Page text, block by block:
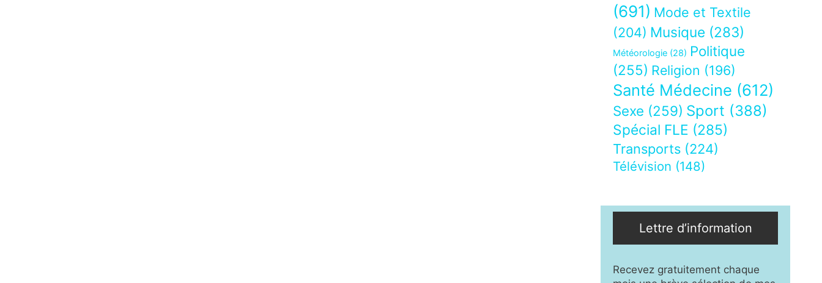
(691) Mode et Textile
(204) Musique (283)
Météorologie (28) Politique
(255) Religion (196)
Santé Médecine (612)
Sexe (259) Sport (388)
Spécial FLE (285)
Transports (224)
Télévision (148)
Lettre d’information
Recevez gratuitement chaque